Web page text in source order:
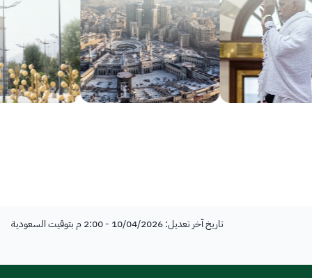
تاريخ آخر تعديل: 10/04/2026 - 2:00 م بتوقيت السعودية